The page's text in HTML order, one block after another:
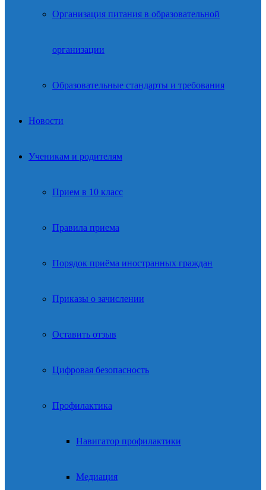
Организация питания в образовательной
организации
Образовательные стандарты и требования
Новости
Ученикам и родителям
Прием в 10 класс
Правила приема
Порядок приёма иностранных граждан
Приказы о зачислении
Оставить отзыв
Цифровая безопасность
Профилактика
Навигатор профилактики
Медиация